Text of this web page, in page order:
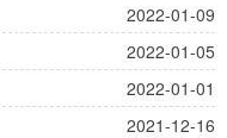
2022-01-09
2022-01-05
2022-01-01
2021-12-16